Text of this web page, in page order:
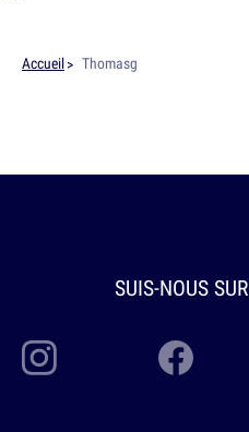
Accueil Thomasg
SUIS-NOUS SUR